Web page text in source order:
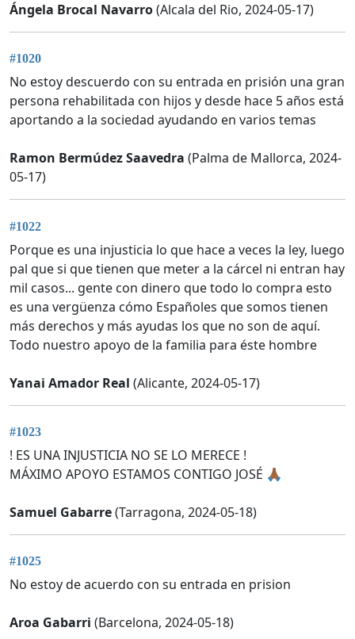
Ángela Brocal Navarro(Alcala del Rio, 2024-05-17)
#1020
No estoy descuerdo con su entrada en prisión una gran
persona rehabilitada con hijos y desde hace 5 años está
aportando a la sociedad ayudando en varios temas
Ramon Bermúdez Saavedra (Palma de Mallorca, 2024-
05-17)
#1022
Porque es una injusticia lo que hace a veces la ley, luego
pal que si que tienen que meter a la cárcel ni entran hay
mil casos... gente con dinero que todo lo compra esto
es una vergüenza cómo Españoles que somos tienen
más derechos y más ayudas los que no son de aquí.
Todo nuestro apoyo de la familia para éste hombre
Yanai Amador Real (Alicante, 2024-05-17)
#1023
! ES UNA INJUSTICIA NO SE LO MERECE !
MÁXIMO APOYO ESTAMOS CONTIGO JOSÉ 🙏🏾
Samuel Gabarre(Tarragona, 2024-05-18)
#1025
No estoy de acuerdo con su entrada en prision
Aroa Gabarri (Barcelona, 2024-05-18)